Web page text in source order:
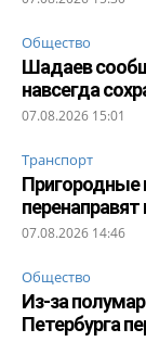
Общество
Шадаев
навсегда
07.08.2026 15:01
Транспорт
Пригородные
07.08.2026 14:46
Общество
Из-за
Петербурга